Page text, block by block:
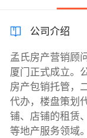
公司介绍
孟氏房产营销顾
厦门正式成立。
房产包销托管，
代办，楼盘策划
铺、店铺的租赁
等地产服务领域